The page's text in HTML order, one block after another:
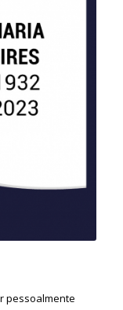
pessoalmente